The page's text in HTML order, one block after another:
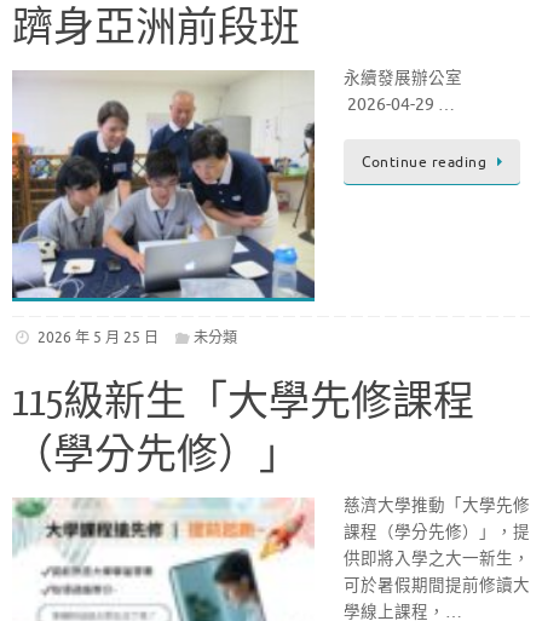
躋身亞洲前段班
永續發展辦公室
2026-04-29 …
Continue reading
2026 年 5 月 25 日 未分類
115級新生「大學先修課程
（學分先修）」
慈濟大學推動「大學先修
課程（學分先修）」，提
供即將入學之大一新生，
可於暑假期間提前修讀大
學線上課程，…